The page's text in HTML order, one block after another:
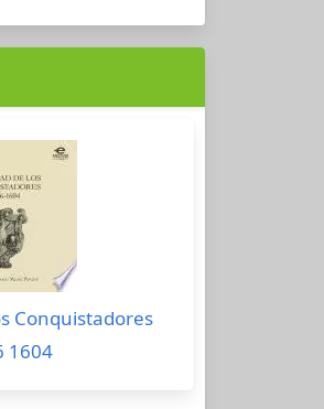
Conquistadores
1604